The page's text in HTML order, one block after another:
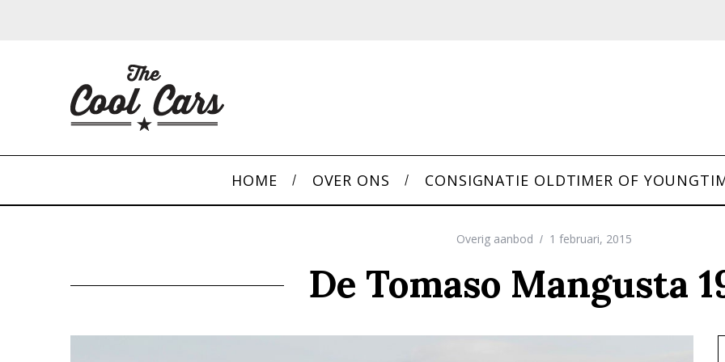
HOME OVER ONS CONSIGNATIE OLDTIMER OF
Overig aanbod 1 februari, 2015
De Tomaso Mangusta